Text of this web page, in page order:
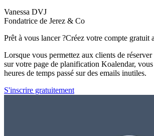
Vanessa DVJ
Fondatrice de Jerez & Co
Prêt à vous lancer ?Créez votre compte gratuit
Lorsque vous permettez aux clients de
sur votre page de planification Koalendar,
heures de temps passé sur des emails inutiles.
S'inscrire gratuitement